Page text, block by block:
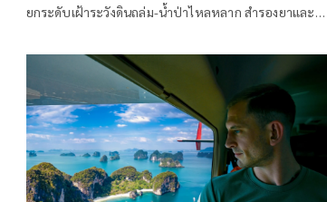
ยกระดับเฝ้าระวังดินถล่ม-น้ำป่าไหลหลาก สำรองยาและ
ชิด